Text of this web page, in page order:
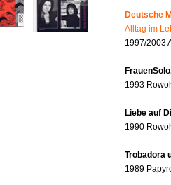
Deutsche
Alltag im
1997/2003
1993
Liebe auf
1990
Trobadora
1989